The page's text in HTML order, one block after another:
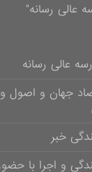
عالی رسانه"
عالی رسانه
جهان و
خبر
و اجرا با